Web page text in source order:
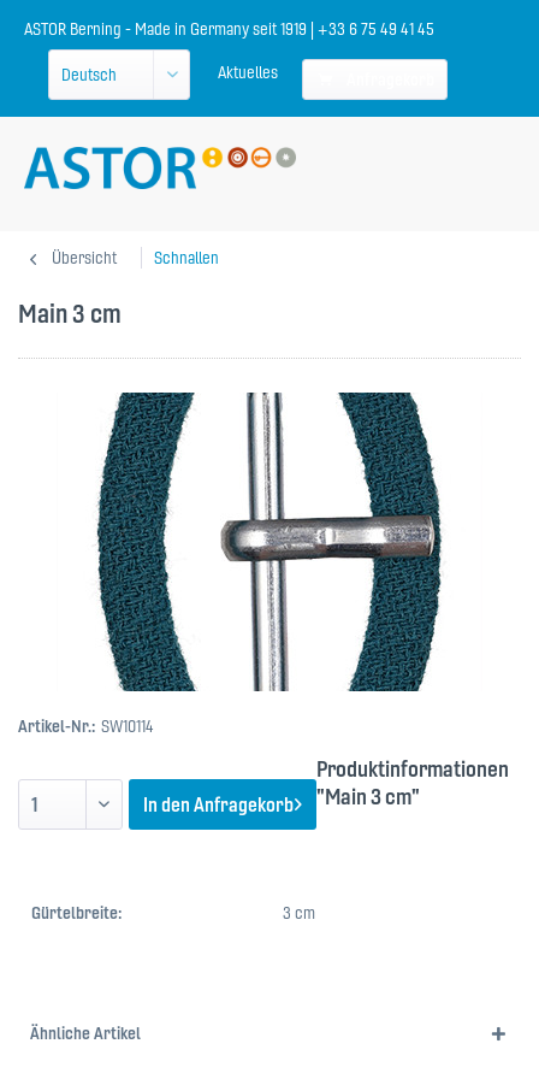
ASTOR Berning - Made in Germany seit 1919 | +33 6 75 49 41 45
Aktuelles
Übersicht Schnallen
Main 3 cm
Artikel-Nr.: SW10114
In den Anfragekorb
Produktinformationen
"Main 3 cm"
Gürtelbreite: 3 cm
Ähnliche Artikel